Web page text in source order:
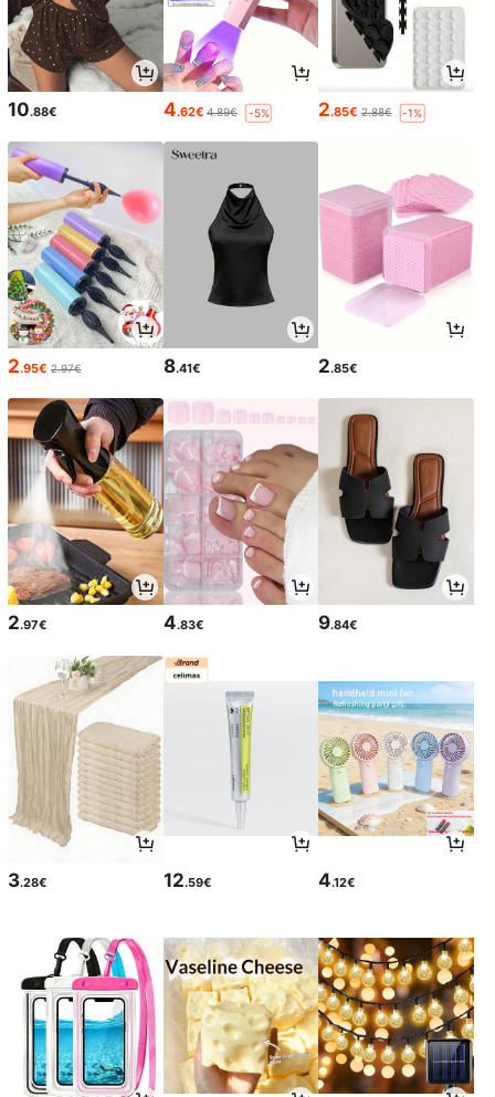
10.88€ 4.62€ 4.89€ -5% 2.85€ 2.88€ -1%
2.95€ 2.97€ 8.41€ 2.85€
2.97€ 4.83€ 9.84€
3.28€ 12.59€ 4.12€